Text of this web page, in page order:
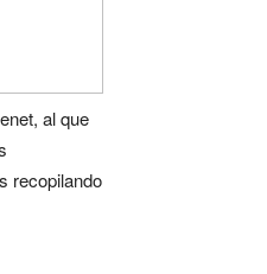
al que
recopilando